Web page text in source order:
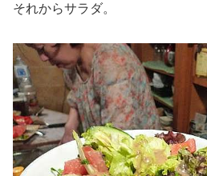
それからサラダ。